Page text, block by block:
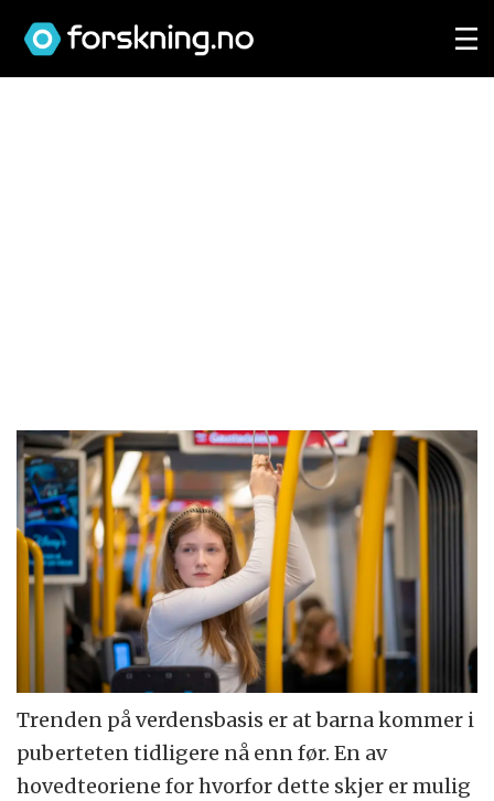
Trenden på verdensbasis er at barna kommer i
puberteten tidligere nå enn før. En av
hovedteoriene for hvorfor dette skjer er mulig